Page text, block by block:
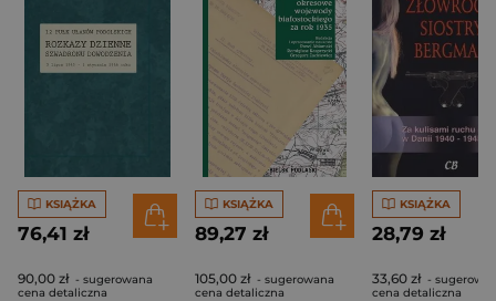
KSIĄŻKA
76,41 zł
90,00 zł - sugerowana
cena detaliczna
KSIĄŻKA
89,27 zł
105,00 zł - sugerowana
cena detaliczna
KSIĄŻKA
28,79 zł
33,60 zł -
cena detaliczna